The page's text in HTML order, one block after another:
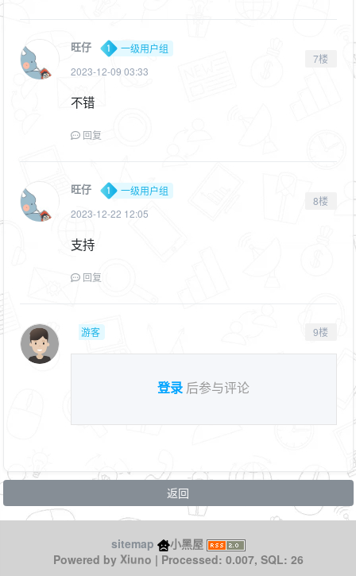
旺仔
一级用户组
2023-12-09 03:33
7楼
不错
回复
旺仔
一级用户组
2023-12-22 12:05
8楼
支持
回复
游客 9楼
登录 后参与评论
返回
sitemap
小黑屋
Powered by Xiuno | Processed: 0.007, SQL: 26